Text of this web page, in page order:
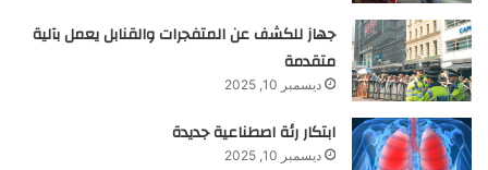
جهاز للكشف عن المتفجرات والقنابل يعمل بآلية
متقدمة
ديسمبر 10, 2025
ابتكار رئة اصطناعية جديدة
ديسمبر 10, 2025